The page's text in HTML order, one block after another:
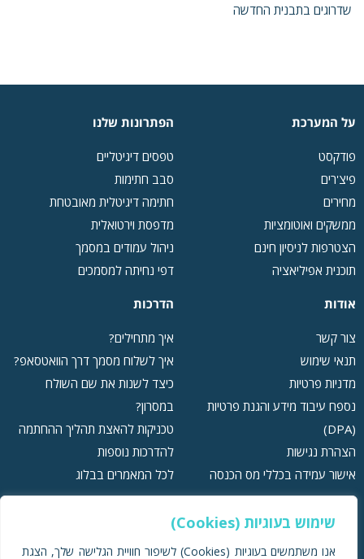
שימוש בעוגיות (Cookies)
אנו משתמשים בעוגיות (Cookies) לשיפור חוויית הגלישה שלך, הצגת
שדרוגים בתבנית החדשה
על המערכת
פודקסט
פיצ'רים
מחירים
ממשקים ואוטומציות
הצטרפות לניסיון חינם
תוכנית אפיליאציה
הפתרונות שלנו
טפסים דיגיטליים
סבב חתימות
חתימה דיגיטלית מאובטחת
מדפסת וירטואלית
ניהול עמודים במסמך
דפי נחיתה למסמכים
אודות
צור קשר
תנאי שימוש
מדניות פרטיות
נספח עיבוד מידע והגנת פרטיות
(DPA)
הצהרת נגישות
אישור עמידה בכללי מס הכנסה
הדרכות
איך מתחילים?
איך לשלוח מסמך דרך הוואטסאפ?
כיצד לשנות את שם השולח
במסרון?
טכניקות להאצת תהליך ההחתמה
להדרכות נוספות
לכל המאמרים בבלוג